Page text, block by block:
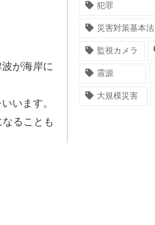
が海岸に
います。
ることも
犯罪
災害対策基本法
監視カメラ
震源
大規模災害